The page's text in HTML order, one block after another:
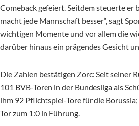
Comeback gefeiert. Seitdem steuerte er
macht jede Mannschaft besser“, sagt
wichtigen Momente und vor allem die
darüber hinaus ein prägendes Gesicht
Die Zahlen bestätigen Zorc: Seit seiner
101 BVB-Toren in der Bundesliga als
ihm 92 Pflichtspiel-Tore für die
Tor zum 1:0 in Führung.